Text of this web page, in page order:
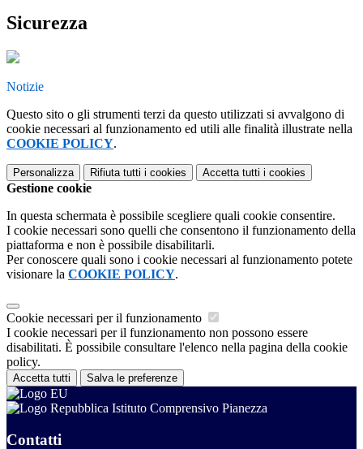
Sicurezza
Notizie
Questo sito o gli strumenti terzi da questo utilizzati si avvalgono di
cookie necessari al funzionamento ed utili alle finalità illustrate nella
COOKIE POLICY.
Personalizza Rifiuta tutti i cookies Accetta tutti i cookies
Gestione cookie
In questa schermata è possibile scegliere quali cookie consentire.
I cookie necessari sono quelli che consentono il funzionamento della
piattaforma e non è possibile disabilitarli.
Per conoscere quali sono i cookie necessari al funzionamento potete
visionare la COOKIE POLICY.
Cookie necessari per il funzionamento
I cookie necessari per il funzionamento non possono essere
disabilitati. È possibile consultare l'elenco nella pagina della cookie
policy.
Accetta tutti Salva le preferenze
Istituto Comprensivo Pianezza
Contatti